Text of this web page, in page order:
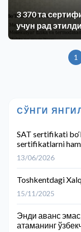
3 370 та
учун рад этилди
1
СЎНГИ
SAT sertifikati
sertifikatlarni
13/06/2026
Toshkentdagi
15/11/2025
Энди аванс
атаманинг